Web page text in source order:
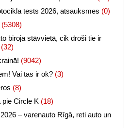
tests 2026, atsauksmes (0)
(5308)
biroja stāvvietā, cik droši tie ir
(32)
(9042)
Vai tas ir ok? (3)
(8)
pie Circle K (18)
– varenauto Rīgā, reti auto un